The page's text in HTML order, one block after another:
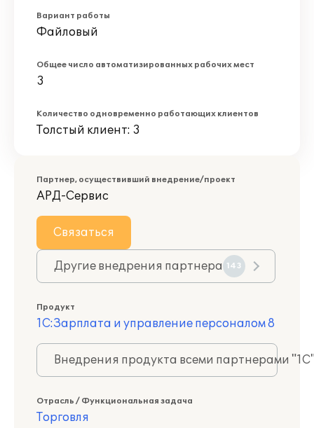
Вариант работы
Файловый
Общее число автоматизированных рабочих мест
3
Количество одновременно работающих клиентов
Толстый клиент: 3
Партнер, осуществивший внедрение/проект
АРД-Сервис
Связаться
Другие внедрения партнера 143
Продукт
1С:Зарплата и управление персоналом 8
Внедрения продукта всеми партнерами
Отрасль / Функциональная задача
Торговля